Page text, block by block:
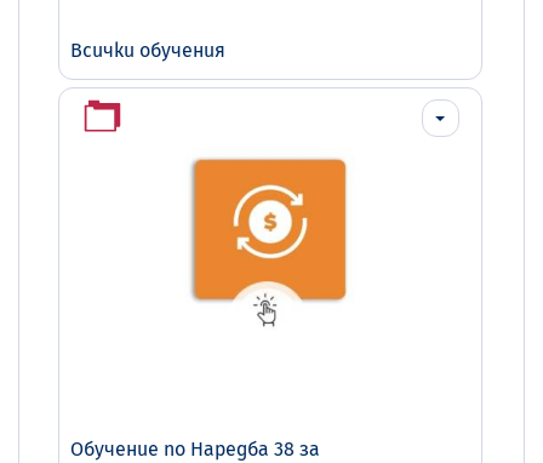
Всички обучения
Обучение по Наредба 38 за